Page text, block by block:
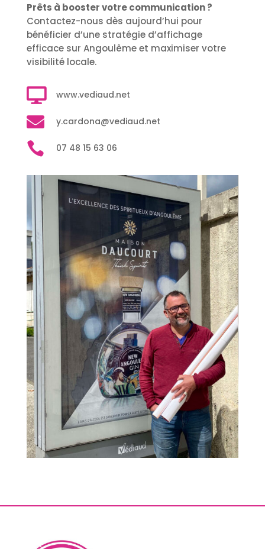
Prêts à booster votre communication ?
Contactez-nous dès aujourd’hui pour
bénéficier d’une stratégie d’affichage
efficace sur Angoulême et maximiser votre
visibilité locale.
 www.vediaud.net
 y.cardona@vediaud.net
 07 48 15 63 06